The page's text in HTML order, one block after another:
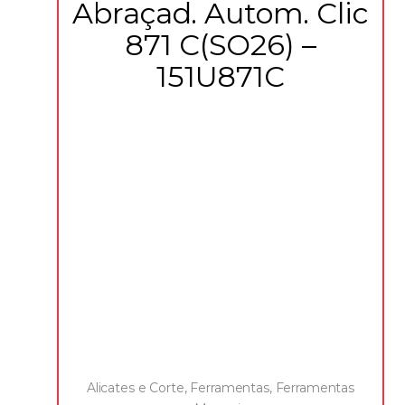
Abraçad. Autom. Clic
871 C(SO26) –
151U871C
Alicates e Corte, Ferramentas, Ferramentas